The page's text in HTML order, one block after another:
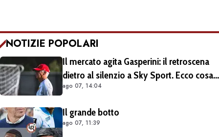
NOTIZIE POPOLARI
Il mercato agita Gasperini: il retroscena
dietro al silenzio a Sky Sport. Ecco cosa
è emerso dal meeting con la proprietà
ago 07, 14:04
Il grande botto
ago 07, 11:39